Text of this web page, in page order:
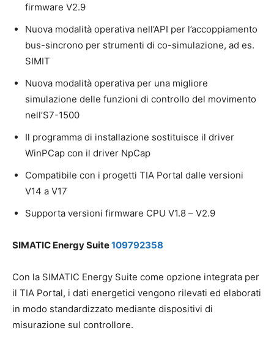
firmware V2.9
Nuova modalità operativa nell’API per l’accoppiamento
bus-sincrono per strumenti di co-simulazione, ad es.
SIMIT
Nuova modalità operativa per una migliore
simulazione delle funzioni di controllo del movimento
nell’S7-1500
Il programma di installazione sostituisce il driver
WinPCap con il driver NpCap
Compatibile con i progetti TIA Portal dalle versioni
V14 a V17
Supporta versioni firmware CPU V1.8 – V2.9
SIMATIC Energy Suite109792358
Con la SIMATIC Energy Suite come opzione integrata per
il TIA Portal, i dati energetici vengono rilevati ed elaborati
in modo standardizzato mediante dispositivi di
misurazione sul controllore.